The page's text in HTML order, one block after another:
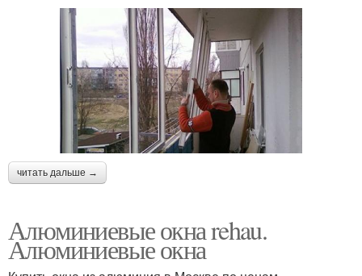
читать дальше →
Алюминиевые окна rehau.
Алюминиевые окна